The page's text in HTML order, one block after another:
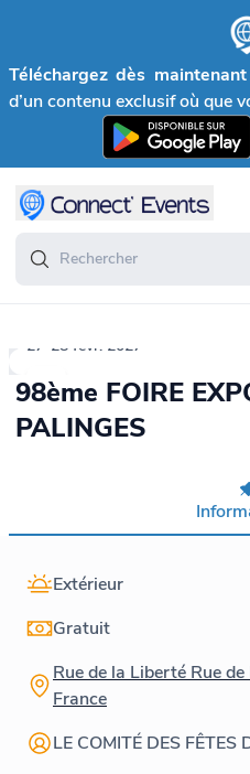
Téléchargez dès maintenant
d’un contenu exclusif où que
27-28 févr. 2027
98ème FOIRE
PALINGES
Extérieur
Gratuit
Rue de la Liberté Rue
France
LE COMITÉ DES FÊTES